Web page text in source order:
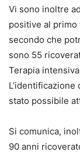
Vi sono inoltre
positive al primo
secondo che
sono 55
Terapia
stato possibile
Si comunica,
90 anni